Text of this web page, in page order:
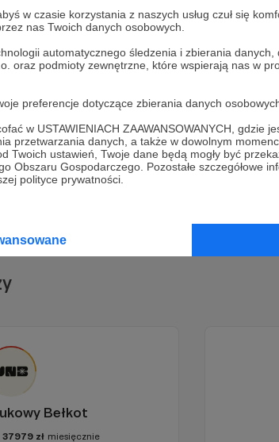
w czasie korzystania z naszych usług czuł się
nas Twoich danych osobowych.
automatycznego śledzenia i zbierania
oraz podmioty zewnętrzne, które wspierają nas w
preferencje dotyczące zbierania danych
w USTAWIENIACH ZAAWANSOWANYCH, gdzie
przetwarzania danych, a także w dowolnym
Twoich ustawień, Twoje dane będą mogły być
Obszaru Gospodarczego. Pozostałe szczegółowe
polityce prywatności.
Wesprzyj działalność AutoraMinisterstwo
Zostań Patronem
Bełkot
37979 zł miesięcznie